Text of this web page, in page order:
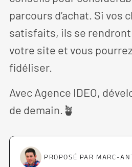
parcours d’achat. Si vos
satisfaits, ils se rendront
votre site et vous
fidéliser.
Avec Agence IDEO,
de demain.🪴
PROPOSÉ PAR MARC-